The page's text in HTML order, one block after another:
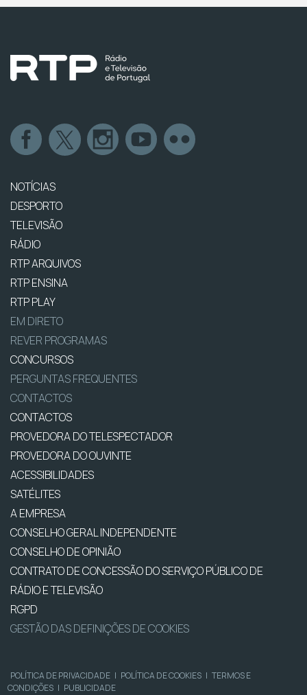
NOTÍCIAS
DESPORTO
TELEVISÃO
RÁDIO
RTP ARQUIVOS
RTP ENSINA
RTP PLAY
EM DIRETO
REVER PROGRAMAS
CONCURSOS
PERGUNTAS FREQUENTES
CONTACTOS
CONTACTOS
PROVEDORA DO TELESPECTADOR
PROVEDORA DO OUVINTE
ACESSIBILIDADES
SATÉLITES
A EMPRESA
CONSELHO GERAL INDEPENDENTE
CONSELHO DE OPINIÃO
CONTRATO DE CONCESSÃO DO SERVIÇO PÚBLICO DE
RÁDIO E TELEVISÃO
RGPD
GESTÃO DAS DEFINIÇÕES DE COOKIES
POLÍTICA DE PRIVACIDADE | POLÍTICA DE COOKIES | TERMOS E
CONDIÇÕES | PUBLICIDADE